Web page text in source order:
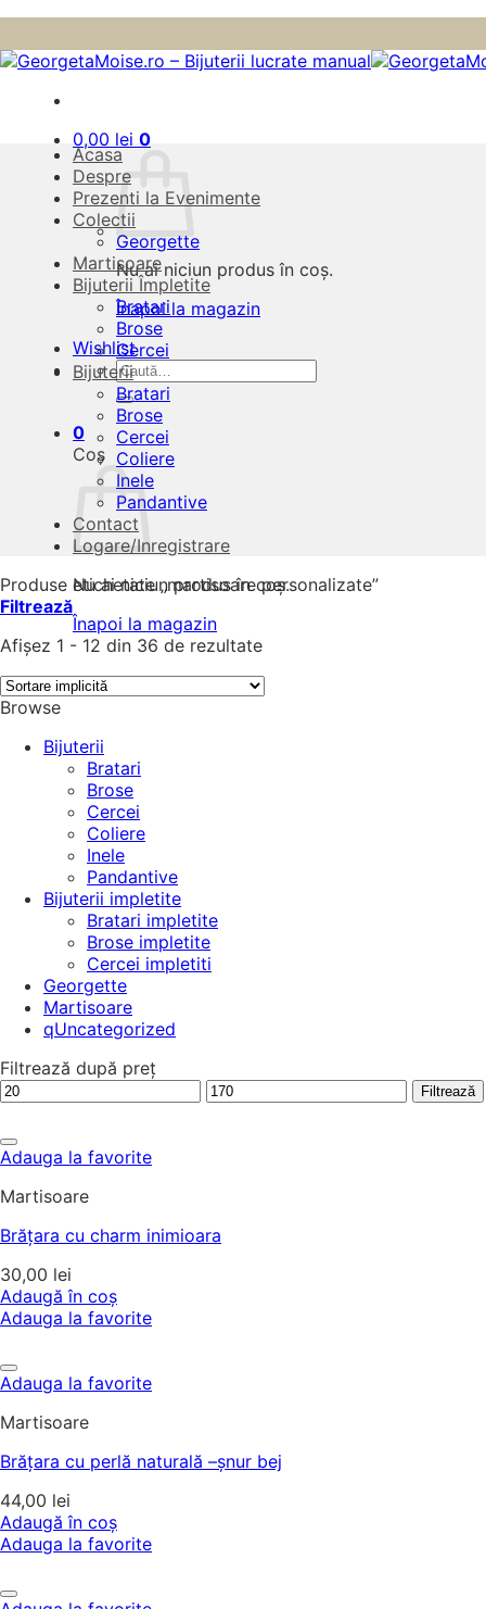
to
content
0,00 lei 0
Nu ai niciun produs în coș.
Înapoi la magazin
Wishlist
Caută
după:
0
Coș
Nu ai niciun produs în coș.
Înapoi la magazin
Acasa
Despre
Prezenti la Evenimente
Colectii
Georgette
Martisoare
Bijuterii Împletite
Bratari
Brose
Cercei
Bijuterii
Bratari
Brose
Cercei
Coliere
Inele
Pandantive
Contact
Logare/Inregistrare
Produse etichetate „martisoare personalizate”
Filtrează
Afișez 1 - 12 din 36 de rezultate
Browse
Bijuterii
Bratari
Brose
Cercei
Coliere
Inele
Pandantive
Bijuterii impletite
Bratari impletite
Brose impletite
Cercei impletiti
Georgette
Martisoare
qUncategorized
Filtrează după preț
Preț
Preț
Filtrează
Adauga la favorite
Martisoare
Brățara cu charm inimioara
30,00 lei
Adaugă în coș
Adauga la favorite
Adauga la favorite
Martisoare
Brățara cu perlă naturală –șnur bej
44,00 lei
Adaugă în coș
Adauga la favorite